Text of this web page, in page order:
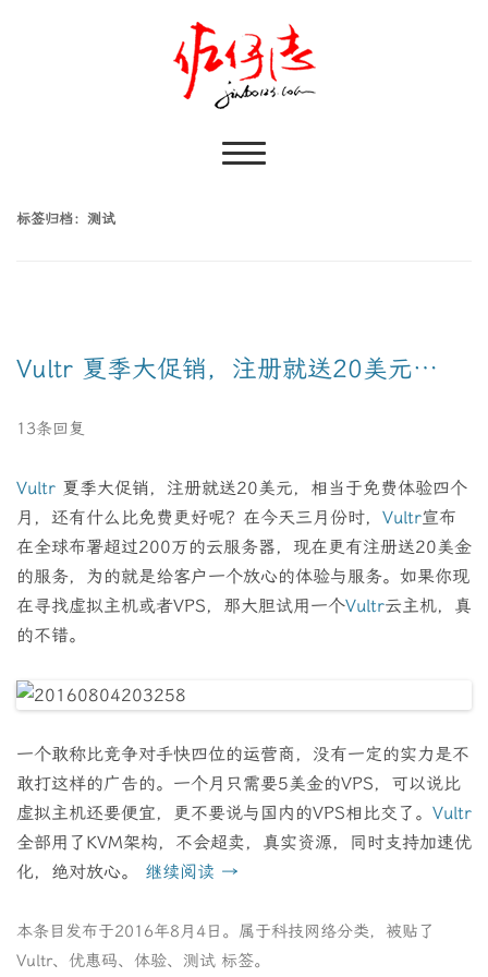
标签归档： 测试
Vultr 夏季大促销，注册就送20美元…
13条回复
Vultr 夏季大促销，注册就送20美元，相当于免费体验四个
月，还有什么比免费更好呢？在今天三月份时， Vultr宣布
在全球布署超过200万的云服务器，现在更有注册送20美金
的服务，为的就是给客户一个放心的体验与服务。如果你现
在寻找虚拟主机或者VPS，那大胆试用一个Vultr云主机，真
的不错。
一个敢称比竞争对手快四位的运营商，没有一定的实力是不
敢打这样的广告的。一个月只需要5美金的VPS，可以说比
虚拟主机还要便宜，更不要说与国内的VPS相比交了。 Vultr
全部用了KVM架构，不会超卖，真实资源，同时支持加速优
化，绝对放心。 继续阅读 →
本条目发布于2016年8月4日 。属于科技网络分类，被贴了
Vultr、 优惠码、 体验、 测试 标签。